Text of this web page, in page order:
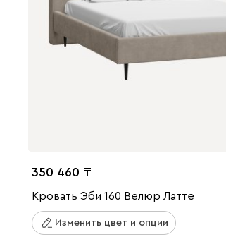
350 460
Кровать Эби 160 Велюр Латте
Изменить цвет и опции